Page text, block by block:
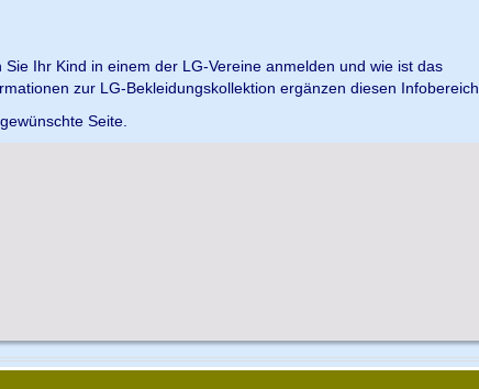
Ihr Kind in einem der LG-Vereine anmelden und wie ist das
zur LG-Bekleidungskollektion ergänzen diesen Infobereich.
Seite.